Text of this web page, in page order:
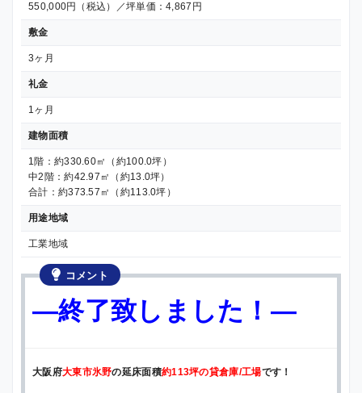
550,000円（税込）／坪単価：4,867円
敷金
3ヶ月
礼金
1ヶ月
建物面積
1階：約330.60㎡（約100.0坪）
中2階：約42.97㎡（約13.0坪）
合計：約373.57㎡（約113.0坪）
用途地域
工業地域
コメント
—終了致しました！—
大阪府大東市氷野の延床面積約113坪の貸倉庫/工場です！